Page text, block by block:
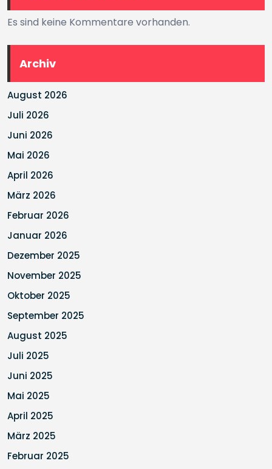
Es sind keine Kommentare vorhanden.
Archiv
August 2026
Juli 2026
Juni 2026
Mai 2026
April 2026
März 2026
Februar 2026
Januar 2026
Dezember 2025
November 2025
Oktober 2025
September 2025
August 2025
Juli 2025
Juni 2025
Mai 2025
April 2025
März 2025
Februar 2025